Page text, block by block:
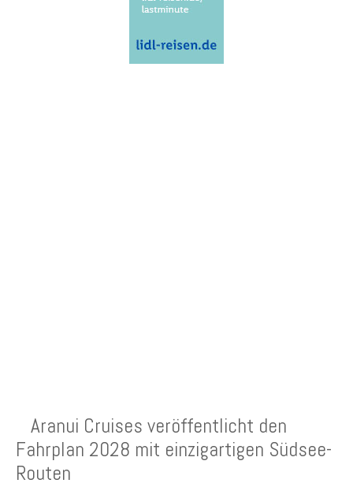
Aranui Cruises veröffentlicht den
Fahrplan 2028 mit einzigartigen Südsee-
Routen